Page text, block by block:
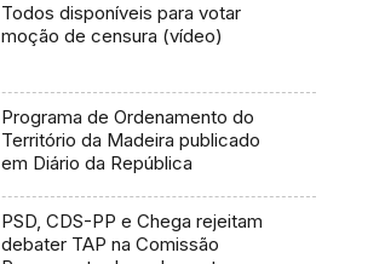
Todos disponíveis para votar
moção de censura (vídeo)
Programa de Ordenamento do
Território da Madeira publicado
em Diário da República
PSD, CDS-PP e Chega rejeitam
debater TAP na Comissão